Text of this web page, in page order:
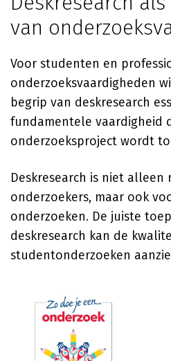
van
Voor studenten en
onderzoeksvaardigheden
begrip van deskresearch
fundamentele vaardigheid
onderzoeksproject wordt
Deskresearch is niet
onderzoekers, maar ook
onderzoeken. De juiste
deskresearch kan de
studentonderzoeken